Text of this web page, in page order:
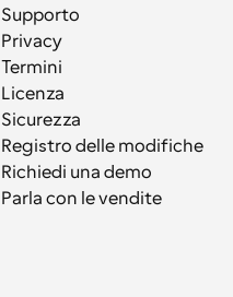
Supporto
Privacy
Termini
Licenza
Sicurezza
Registro delle modifiche
Richiedi una demo
Parla con le vendite